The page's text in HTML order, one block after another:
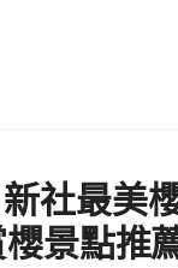
社最美
景點推